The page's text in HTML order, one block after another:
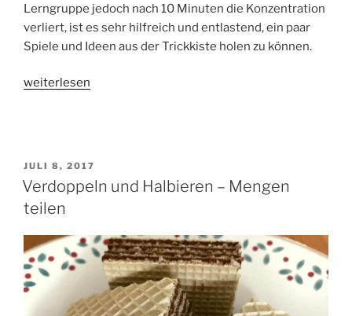
Lerngruppe jedoch nach 10 Minuten die Konzentration
verliert, ist es sehr hilfreich und entlastend, ein paar
Spiele und Ideen aus der Trickkiste holen zu können.
„Notfallkoffer
weiterlesen
VERÖFFENTLICHT
AM
JULI 8, 2017
Verdoppeln und Halbieren – Mengen
teilen